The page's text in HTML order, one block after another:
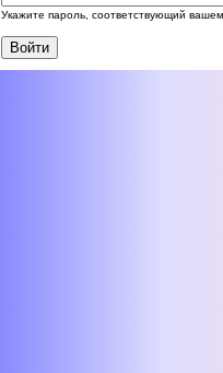
Укажите пароль, соответствующий